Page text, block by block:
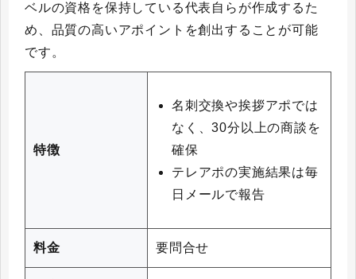
ベルの資格を保持している代表自らが作成するた
め、品質の高いアポイントを創出することが可能
です。
特徴
名刺交換や挨拶アポでは
なく、30分以上の商談を
確保
テレアポの実施結果は毎
日メールで報告
料金 要問合せ